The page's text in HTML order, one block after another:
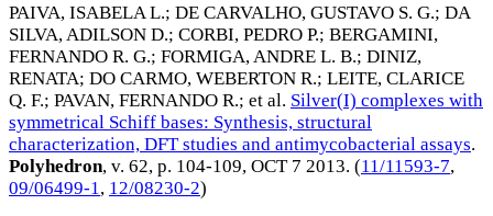
PAIVA, ISABELA L.; DE CARVALHO, GUSTAVO S. G.; DA
SILVA, ADILSON D.; CORBI, PEDRO P.; BERGAMINI,
FERNANDO R. G.; FORMIGA, ANDRE L. B.; DINIZ,
RENATA; DO CARMO, WEBERTON R.; LEITE, CLARICE
Q. F.; PAVAN, FERNANDO R.; et al. Silver(I) complexes with
symmetrical Schiff bases: Synthesis, structural
characterization, DFT studies and antimycobacterial assays.
Polyhedron, v. 62, p. 104-109, OCT 7 2013. (11/11593-7,
09/06499-1 , 12/08230-2)